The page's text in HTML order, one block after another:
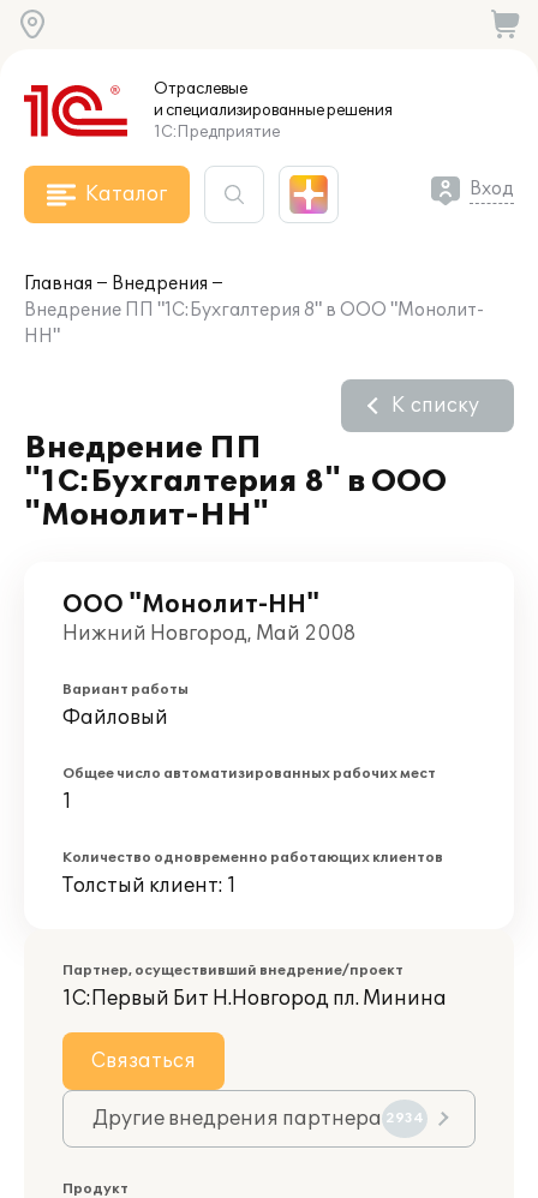
Отраслевые
и специализированныерешения
1С:Предприятие
Каталог Вход
Главная
Внедрения
Внедрение ПП "1С:Бухгалтерия 8" в ООО "Монолит-
НН"
Внедрение ПП
"1С:Бухгалтерия 8" в ООО
"Монолит-НН"
К списку
ООО "Монолит-НН"
Нижний Новгород, Май 2008
Вариант работы
Файловый
Общее число автоматизированных рабочих мест
1
Количество одновременно работающих клиентов
Толстый клиент: 1
Партнер, осуществивший внедрение/проект
1С:Первый Бит Н.Новгород пл. Минина
Связаться
Другие внедрения партнера 2934
Продукт